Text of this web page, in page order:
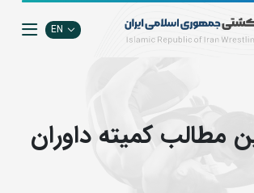
EN
مطالب کمیته داوران